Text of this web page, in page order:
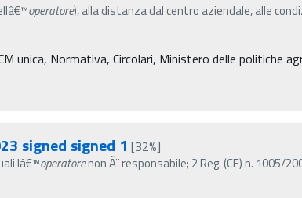
operatore), alla distanza dal centro aziendale, alle
Normativa, Circolari, Ministero delle politiche
signed signed 1 [32%]
lâ€™operatorenon Ã¨ responsabile; 2 Reg. (CE) n. 1005/